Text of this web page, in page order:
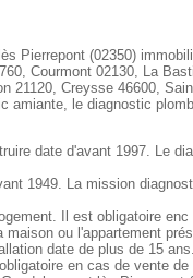
Pierrepont (02350)
Courmont 02130, La
21120, Creysse 46600,
amiante, le diagnostic
date d'avant 1997. Le
1949. La mission
Il est obligatoire
ou l'appartement
date de plus de 15 ans.
en cas de vente de